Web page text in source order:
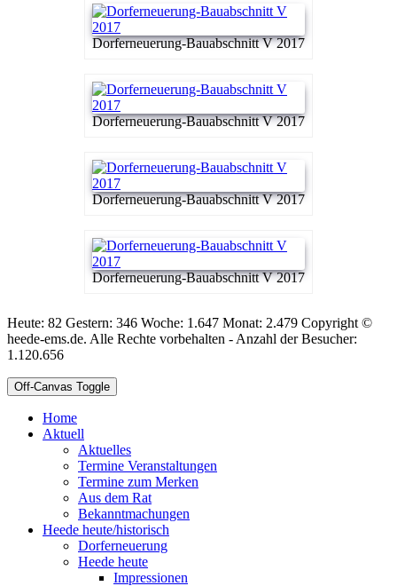
Dorferneuerung-Bauabschnitt V 2017
Dorferneuerung-Bauabschnitt V 2017
Dorferneuerung-Bauabschnitt V 2017
Dorferneuerung-Bauabschnitt V 2017
Heute: 82 Gestern: 346 Woche: 1.647 Monat: 2.479 Copyright ©
heede-ems.de. Alle Rechte vorbehalten - Anzahl der Besucher:
1.120.656
Off-Canvas Toggle
Home
Aktuell
Aktuelles
Termine Veranstaltungen
Termine zum Merken
Aus dem Rat
Bekanntmachungen
Heede heute/historisch
Dorferneuerung
Heede heute
Impressionen